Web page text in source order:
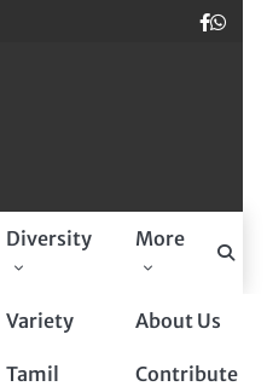
පුත්තලම් බූරුවන් ඉතාලියේ මාර
Diversity
Variety
Tamil
More
About Us
Contribute